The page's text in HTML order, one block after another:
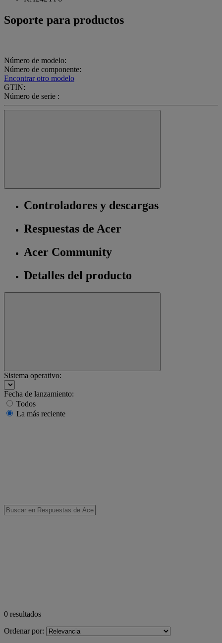
Soporte para productos
Número de modelo:
Número de componente:
Encontrar otro modelo
GTIN:
Número de serie :
Controladores y descargas
Respuestas de Acer
Acer Community
Detalles del producto
Sistema operativo:
Fecha de lanzamiento:
Todos
La más reciente
0 resultados
Ordenar por: